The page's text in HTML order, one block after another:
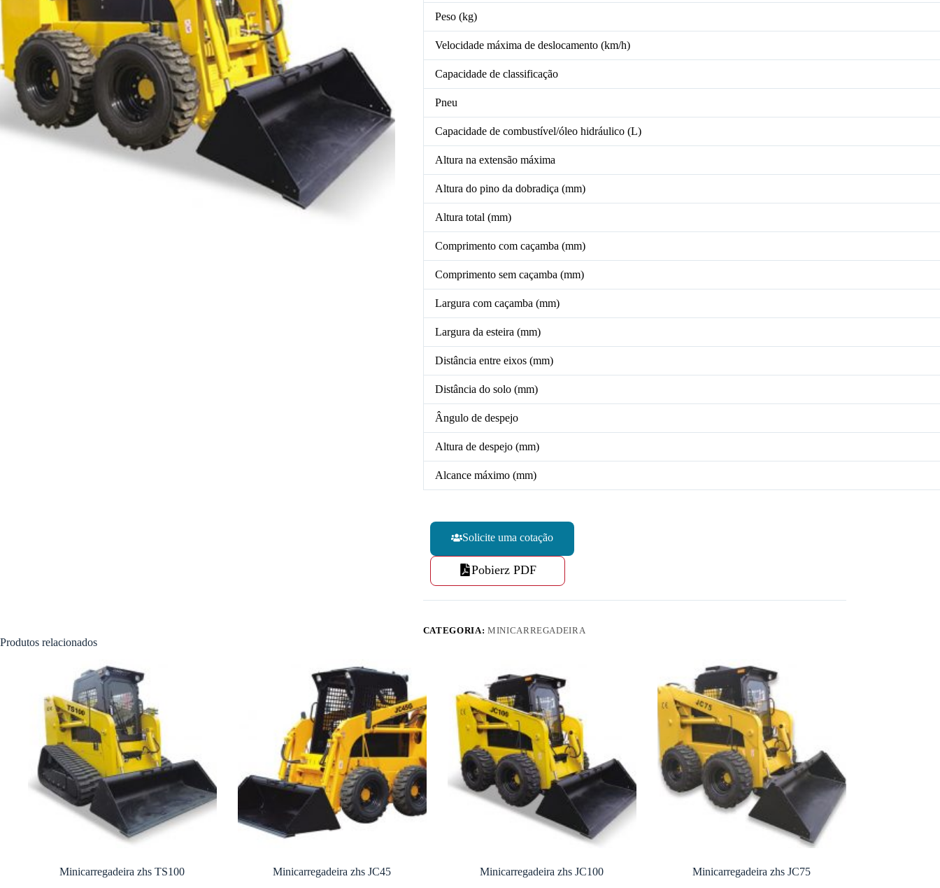
Peso (kg)
Velocidade máxima de deslocamento (km/h)
Capacidade de classificação
Pneu
Capacidade de combustível/óleo hidráulico (L)
Altura na extensão máxima
Altura do pino da dobradiça (mm)
Altura total (mm)
Comprimento com caçamba (mm)
Comprimento sem caçamba (mm)
Largura com caçamba (mm)
Largura da esteira (mm)
Distância entre eixos (mm)
Distância do solo (mm)
Ângulo de despejo
Altura de despejo (mm)
Alcance máximo (mm)
Solicite uma cotação
Pobierz PDF
CATEGORIA: MINICARREGADEIRA
Produtos relacionados
Minicarregadeira zhs TS100 Minicarregadeira zhs JC45 Minicarregadeira zhs JC100 Minicarregadeira zhs JC75